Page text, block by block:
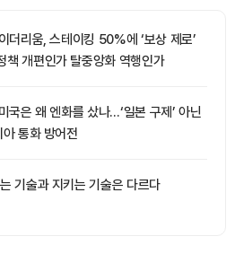
더리움, 스테이킹 50%에 ‘보상 제로’
책 개편인가 탈중앙화 역행인가
국은 왜 엔화를 샀나…‘일본 구제’ 아닌
아 통화 방어전
기술과 지키는 기술은 다르다